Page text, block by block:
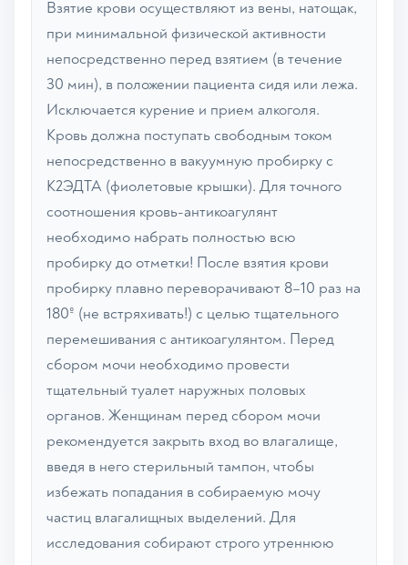
Взятие крови осуществляют из вены, натощак,
при минимальной физической активности
непосредственно перед взятием (в течение
30 мин), в положении пациента сидя или лежа.
Исключается курение и прием алкоголя.
Кровь должна поступать свободным током
непосредственно в вакуумную пробирку с
К2ЭДТА (фиолетовые крышки). Для точного
соотношения кровь-антикоагулянт
необходимо набрать полностью всю
пробирку до отметки! После взятия крови
пробирку плавно переворачивают 8–10 раз на
180º (не встряхивать!) с целью тщательного
перемешивания с антикоагулянтом. Перед
сбором мочи необходимо провести
тщательный туалет наружных половых
органов. Женщинам перед сбором мочи
рекомендуется закрыть вход во влагалище,
введя в него стерильный тампон, чтобы
избежать попадания в собираемую мочу
частиц влагалищных выделений. Для
исследования собирают строго утреннюю